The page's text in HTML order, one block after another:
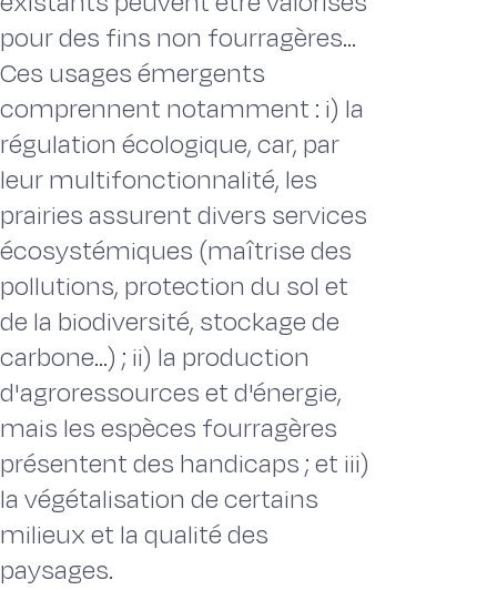
pour des fins non fourragères...
Ces usages émergents
comprennent notamment : i) la
régulation écologique, car, par
leur multifonctionnalité, les
prairies assurent divers services
écosystémiques (maîtrise des
pollutions, protection du sol et
de la biodiversité, stockage de
carbone...) ; ii) la production
d'agroressources et d'énergie,
mais les espèces fourragères
présentent des handicaps ; et iii)
la végétalisation de certains
milieux et la qualité des
paysages.